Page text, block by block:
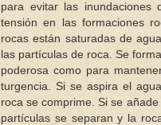
para evitar las inundaciones
tensión en las formaciones
rocas están saturadas de
las partículas de roca. Se
poderosa como para
turgencia. Si se aspira el
roca se comprime. Si se
partículas se separan y la